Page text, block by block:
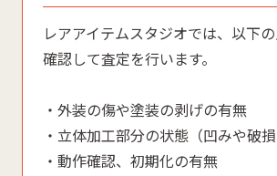
レアアイテムスタジオでは、以下
確認して査定を行います。
・外装の傷や塗装の剥げの有無
・立体加工部分の状態（凹みや破損
・動作確認、初期化の有無